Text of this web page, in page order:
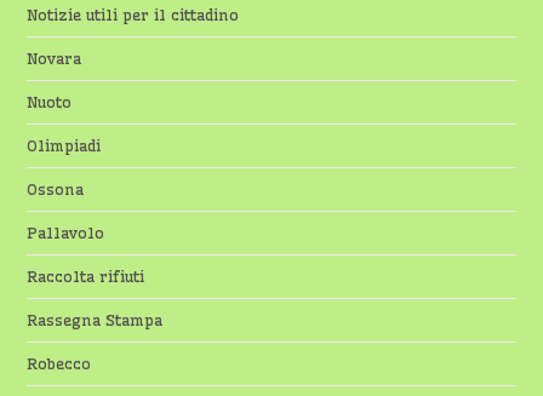
Notizie utili per il cittadino
Novara
Nuoto
Olimpiadi
Ossona
Pallavolo
Raccolta rifiuti
Rassegna Stampa
Robecco